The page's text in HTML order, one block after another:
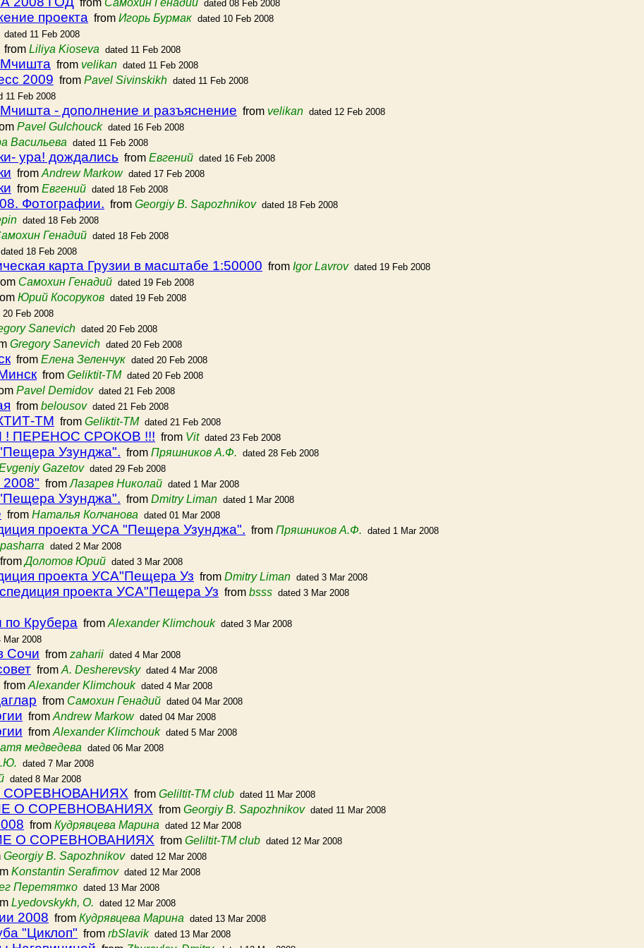
from Самохин Генадий dated 08 Feb 2008
проекта from Игорь Бурмак dated 10 Feb 2008
dated 11 Feb 2008
from Liliya Kioseva dated 11 Feb 2008
from velikan dated 11 Feb 2008
2009 from Pavel Sivinskikh dated 11 Feb 2008
11 Feb 2008
- дополнение и разъяснение from velikan dated 12 Feb 2008
Pavel Gulchouck dated 16 Feb 2008
Васильева dated 11 Feb 2008
ура! дождались from Евгений dated 16 Feb 2008
from Andrew Markow dated 17 Feb 2008
from Евгений dated 18 Feb 2008
Фотографии. from Georgiy B. Sapozhnikov dated 18 Feb 2008
dated 18 Feb 2008
Генадий dated 18 Feb 2008
dated 18 Feb 2008
карта Грузии в масштабе 1:50000 from Igor Lavrov dated 19 Feb 2008
Самохин Генадий dated 19 Feb 2008
Юрий Косоруков dated 19 Feb 2008
20 Feb 2008
Sanevich dated 20 Feb 2008
Gregory Sanevich dated 20 Feb 2008
from Елена Зеленчук dated 20 Feb 2008
from Geliktit-TM dated 20 Feb 2008
Pavel Demidov dated 21 Feb 2008
from belousov dated 21 Feb 2008
ТМ from Geliktit-TM dated 21 Feb 2008
! ПЕРЕНОС СРОКОВ !!! from Vit dated 23 Feb 2008
Узунджа". from Пряшников А.Ф. dated 28 Feb 2008
Gazetov dated 29 Feb 2008
fromЛазарев Николай dated 1 Mar 2008
Узунджа". from Dmitry Liman dated 1 Mar 2008
from Наталья Колчанова dated 01 Mar 2008
проекта УСА "Пещера Узунджа". from Пряшников А.Ф. dated 1 Mar 2008
pasharra dated 2 Mar 2008
fromДолотов Юрий dated 3 Mar 2008
проекта УСА"Пещера Уз from Dmitry Liman dated 3 Mar 2008
проекта УСА"Пещера Уз from bsss dated 3 Mar 2008
Крубера from Alexander Klimchouk dated 3 Mar 2008
Mar 2008
Сочи from zaharii dated 4 Mar 2008
from A. Desherevsky dated 4 Mar 2008
from Alexander Klimchouk dated 4 Mar 2008
from Самохин Генадий dated 04 Mar 2008
from Andrew Markow dated 04 Mar 2008
from Alexander Klimchouk dated 5 Mar 2008
медведева dated 06 Mar 2008
dated 7 Mar 2008
dated 8 Mar 2008
СОРЕВНОВАНИЯХ from Geliltit-TM club dated 11 Mar 2008
О СОРЕВНОВАНИЯХ from Georgiy B. Sapozhnikov dated 11 Mar 2008
from Кудрявцева Марина dated 12 Mar 2008
О СОРЕВНОВАНИЯХ from Geliltit-TM club dated 12 Mar 2008
Georgiy B. Sapozhnikov dated 12 Mar 2008
Konstantin Serafimov dated 12 Mar 2008
Перетятко dated 13 Mar 2008
Lyedovskykh, O. dated 12 Mar 2008
2008 from Кудрявцева Марина dated 13 Mar 2008
"Циклоп" from rbSlavik dated 13 Mar 2008